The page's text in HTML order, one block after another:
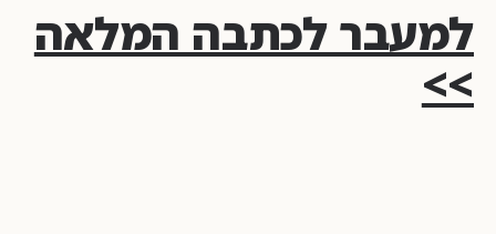
למעבר לכתבה המלאה
>>